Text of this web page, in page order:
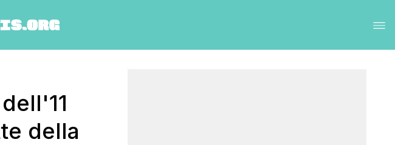
della